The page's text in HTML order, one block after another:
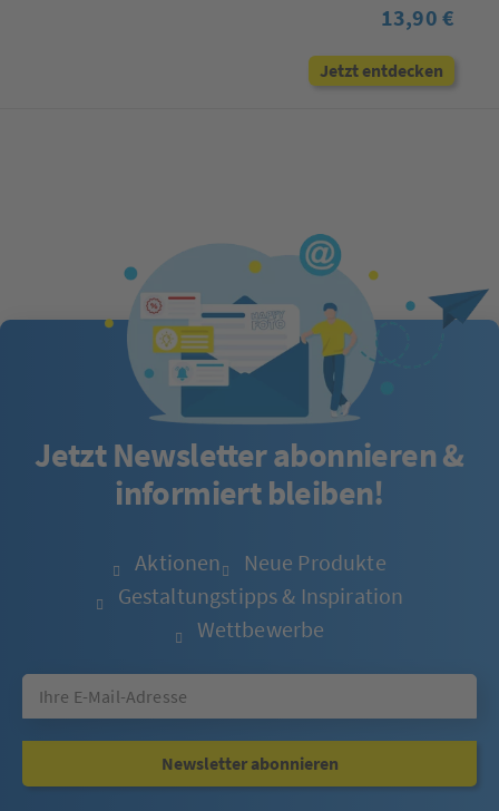
13,90 €
Jetzt entdecken
Jetzt Newsletter abonnieren &
informiert bleiben!
Aktionen
Neue Produkte
Gestaltungstipps & Inspiration
Wettbewerbe
Newsletter abonnieren